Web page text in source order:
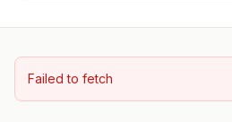
Failed to fetch